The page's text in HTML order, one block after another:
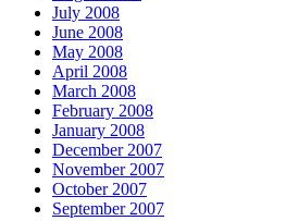
July 2008
June 2008
May 2008
April 2008
March 2008
February 2008
January 2008
December 2007
November 2007
October 2007
September 2007